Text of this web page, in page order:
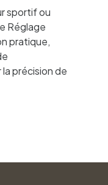
sportif ou
Réglage
pratique,
précision de